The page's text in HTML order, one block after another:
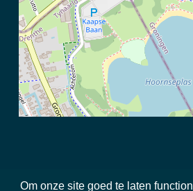
Om onze site goed te laten